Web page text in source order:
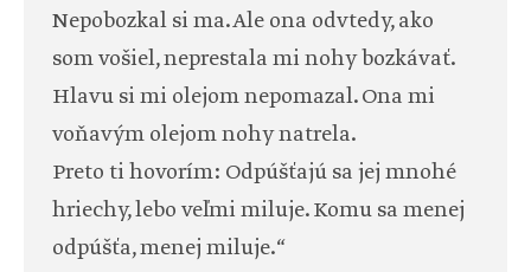
Nepobozkal si ma. Ale ona odvtedy, ako
som vošiel, neprestala mi nohy bozkávať.
Hlavu si mi olejom nepomazal. Ona mi
voňavým olejom nohy natrela.
Preto ti hovorím: Odpúšťajú sa jej mnohé
hriechy, lebo veľmi miluje. Komu sa menej
odpúšťa, menej miluje.“